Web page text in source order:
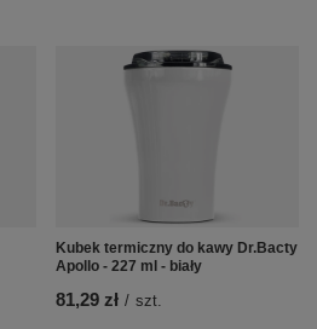
Kubek termiczny do kawy Dr.Bacty
Apollo - 227 ml - biały
81,29 zł / szt.